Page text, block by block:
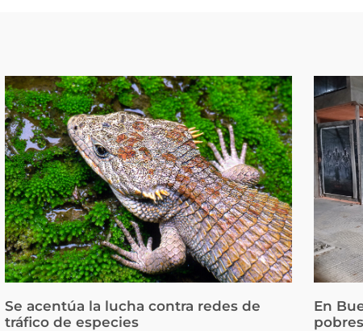
Se acentúa la lucha contra redes de
tráfico de especies
En